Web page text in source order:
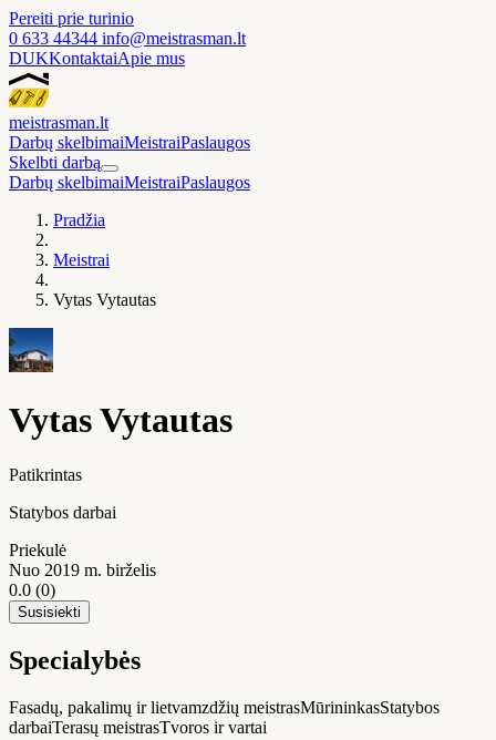
Pereiti prie turinio
0 633 44344 info@meistrasman.lt
DUKKontaktaiApie mus
meistrasman.lt
Darbų skelbimaiMeistraiPaslaugos
Skelbti darbą
Darbų skelbimaiMeistraiPaslaugos
Pradžia
Meistrai
Vytas Vytautas
Vytas Vytautas
Patikrintas
Statybos darbai
Priekulė
Nuo 2019 m. birželis
0.0 (0)
Susisiekti
Specialybės
Fasadų, pakalimų ir lietvamzdžių meistrasMūrininkasStatybos
darbaiTerasų meistrasTvoros ir vartai